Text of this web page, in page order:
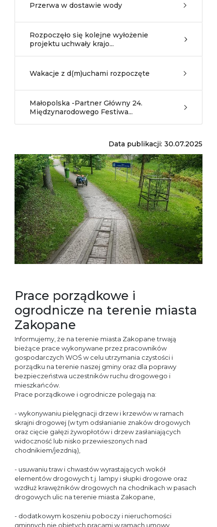
Przerwa w dostawie wody
Rozpoczęło się kolejne wyłożenie
projektu uchwały krajo...
Wakacje z d(m)uchami rozpoczęte
Małopolska -Partner Główny 24.
Międzynarodowego Festiwa...
Data publikacji: 30.07.2025
Prace porządkowe i
ogrodnicze na terenie miasta
Zakopane
Informujemy, że na terenie miasta Zakopane trwają
bieżące prace wykonywane przez pracowników
gospodarczych WOŚ w celu utrzymania czystości i
porządku na terenie naszej gminy oraz dla poprawy
bezpieczeństwa uczestników ruchu drogowego i
mieszkańców.
Prace porządkowe i ogrodnicze polegają na:
- wykonywaniu pielęgnacji drzew i krzewów w ramach
skrajni drogowej (w tym odsłanianie znaków drogowych
oraz cięcie gałęzi żywopłotów i drzew zasłaniających
widoczność lub nisko przewieszonych nad
chodnikiem/jezdnią),
- usuwaniu traw i chwastów wyrastających wokół
elementów drogowych t.j. lampy i słupki drogowe oraz
wzdłuż krawężników drogowych na chodnikach w pasach
drogowych ulic na terenie miasta Zakopane,
- dodatkowym koszeniu poboczy i nieruchomości
gminnych nie objętych pracami w ramach umowy